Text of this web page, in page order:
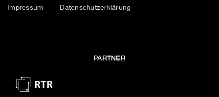
Impressum Datenschutzerklärung
PARTNER